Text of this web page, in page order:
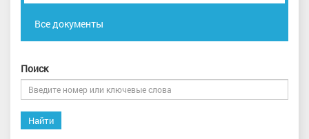
Все документы
Поиск
Найти